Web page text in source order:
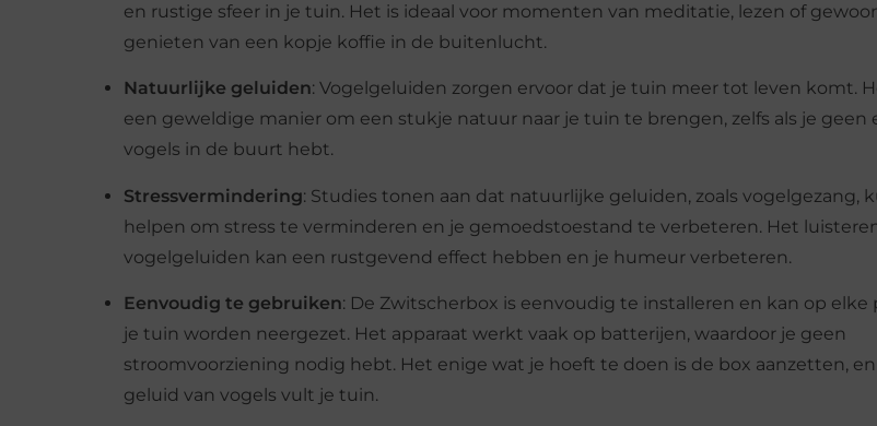
en rustige sfeer in je tuin. Het is ideaal voor momenten van meditatie, lezen of
genieten van een kopje koffie in de buitenlucht.
Natuurlijke geluiden: Vogelgeluiden zorgen ervoor dat je tuin meer tot leven komt.
een geweldige manier om een stukje natuur naar je tuin te brengen, zelfs als je geen
vogels in de buurt hebt.
Stressvermindering: Studies tonen aan dat natuurlijke geluiden, zoals vogelgezang,
helpen om stress te verminderen en je gemoedstoestand te verbeteren. Het
vogelgeluiden kan een rustgevend effect hebben en je humeur verbeteren.
Eenvoudig te gebruiken: De Zwitscherbox is eenvoudig te installeren en kan op elke
je tuin worden neergezet. Het apparaat werkt vaak op batterijen, waardoor je geen
stroomvoorziening nodig hebt. Het enige wat je hoeft te doen is de box aanzetten,
geluid van vogels vult je tuin.